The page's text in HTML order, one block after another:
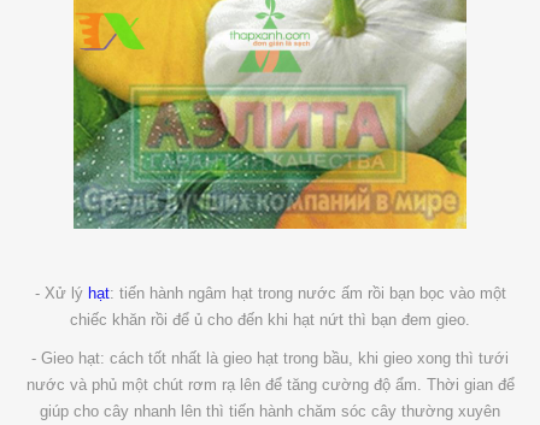
- Xử lý hạt: tiến hành ngâm hạt trong nước ấm rồi bạn bọc vào một
chiếc khăn rồi để ủ cho đến khi hạt nứt thì bạn đem gieo.
- Gieo hạt: cách tốt nhất là gieo hạt trong bầu, khi gieo xong thì tưới
nước và phủ một chút rơm rạ lên để tăng cường độ ẩm. Thời gian để
giúp cho cây nhanh lên thì tiến hành chăm sóc cây thường xuyên